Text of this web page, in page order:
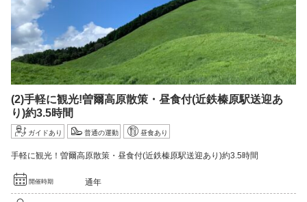
(2)手軽に観光!曽爾高原散策・昼食付(近鉄榛原駅送迎あ
り)約3.5時間
ガイドあり 普通の運動 昼食あり
手軽に観光！曽爾高原散策・昼食付(近鉄榛原駅送迎あり)約3.5時間
開催時期 通年